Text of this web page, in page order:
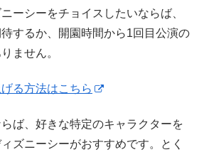
ーシーをチョイスしたいならば、
するか、開園時間から1回目公演の
ません。
る方法はこちら
ば、好きな特定のキャラクターを
ズニーシーがおすすめです。とく